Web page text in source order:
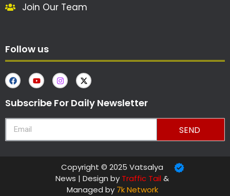
Join Our Team
Follow us
Subscribe For Daily Newsletter
SEND
Copyright © 2025 Vatsalya
News | Design by Traffic Tail&
Managed by 7k Network